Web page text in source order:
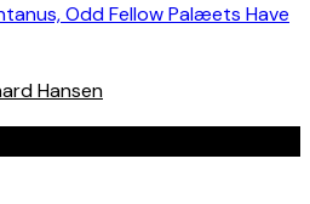
Odd Fellow Palæets Have
Hansen